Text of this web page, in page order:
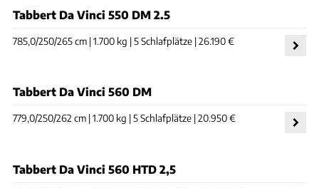
Tabbert Da Vinci 550 DM 2.5
785,0/250/265 cm | 1.700 kg | 5 Schlafplätze | 26.190 €
Tabbert Da Vinci 560 DM
779,0/250/262 cm | 1.700 kg | 5 Schlafplätze | 20.950 €
Tabbert Da Vinci 560 HTD 2,5